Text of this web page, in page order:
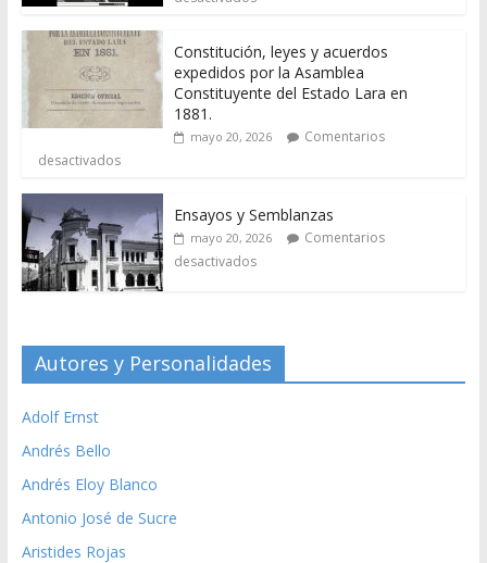
Constitución, leyes y acuerdos
expedidos por la Asamblea
Constituyente del Estado Lara en
1881.
mayo 20, 2026
Comentarios
desactivados
Ensayos y Semblanzas
mayo 20, 2026
Comentarios
desactivados
Autores y Personalidades
Adolf Ernst
Andrés Bello
Andrés Eloy Blanco
Antonio José de Sucre
Aristides Rojas